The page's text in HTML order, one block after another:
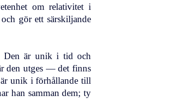
om relativitet i
gör ett särskiljande
Den är unik i tid och
den utges — det finns
unik i förhållande till
han samman dem; ty